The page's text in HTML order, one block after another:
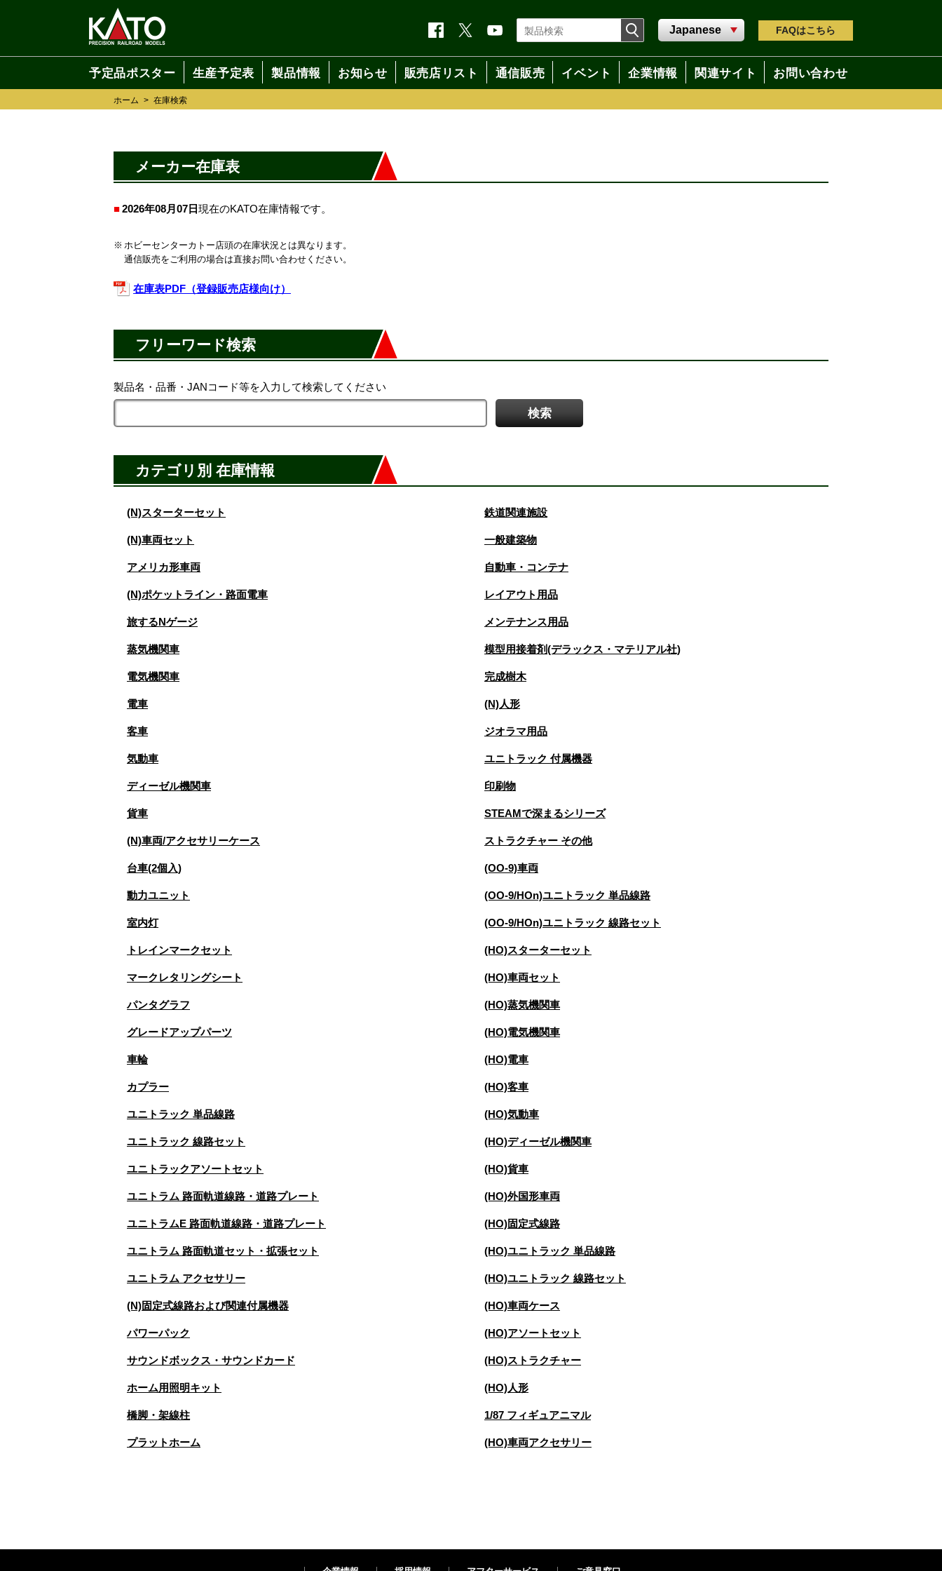
FAQはこちら
予定品ポスター 生産予定表 製品情報 お知らせ 販売店リスト 通信販売 イベント 企業情報 関連サイト お問い合わせ
ホーム > 在庫検索
メーカー在庫表
2026年08月07日現在のKATO在庫情報です。
ホビーセンターカトー店頭の在庫状況とは異なります。
通信販売をご利用の場合は直接お問い合わせください。
在庫表PDF（登録販売店様向け）
フリーワード検索
製品名・品番・JANコード等を入力して検索してください
カテゴリ別 在庫情報
(N)スターターセット
(N)車両セット
アメリカ形車両
(N)ポケットライン・路面電車
旅するNゲージ
蒸気機関車
電気機関車
電車
客車
気動車
ディーゼル機関車
貨車
(N)車両/アクセサリーケース
台車(2個入)
動力ユニット
室内灯
トレインマークセット
マークレタリングシート
パンタグラフ
グレードアップパーツ
車輪
カプラー
ユニトラック 単品線路
ユニトラック 線路セット
ユニトラックアソートセット
ユニトラム 路面軌道線路・道路プレート
ユニトラムE 路面軌道線路・道路プレート
ユニトラム 路面軌道セット・拡張セット
ユニトラム アクセサリー
(N)固定式線路および関連付属機器
パワーパック
サウンドボックス・サウンドカード
ホーム用照明キット
橋脚・架線柱
プラットホーム
鉄道関連施設
一般建築物
自動車・コンテナ
レイアウト用品
メンテナンス用品
模型用接着剤(デラックス・マテリアル社)
完成樹木
(N)人形
ジオラマ用品
ユニトラック 付属機器
印刷物
STEAMで深まるシリーズ
ストラクチャー その他
(OO-9)車両
(OO-9/HOn)ユニトラック 単品線路
(OO-9/HOn)ユニトラック 線路セット
(HO)スターターセット
(HO)車両セット
(HO)蒸気機関車
(HO)電気機関車
(HO)電車
(HO)客車
(HO)気動車
(HO)ディーゼル機関車
(HO)貨車
(HO)外国形車両
(HO)固定式線路
(HO)ユニトラック 単品線路
(HO)ユニトラック 線路セット
(HO)車両ケース
(HO)アソートセット
(HO)ストラクチャー
(HO)人形
1/87 フィギュアニマル
(HO)車両アクセサリー